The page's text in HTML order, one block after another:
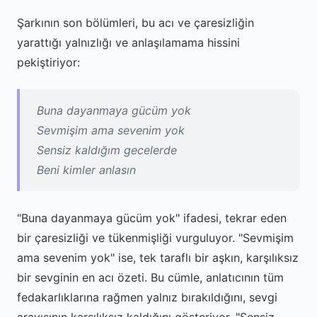
Şarkının son bölümleri, bu acı ve çaresizliğin
yarattığı yalnızlığı ve anlaşılamama hissini
pekiştiriyor:
Buna dayanmaya gücüm yok
Sevmişim ama sevenim yok
Sensiz kaldığım gecelerde
Beni kimler anlasın
"Buna dayanmaya gücüm yok" ifadesi, tekrar eden
bir çaresizliği ve tükenmişliği vurguluyor. "Sevmişim
ama sevenim yok" ise, tek taraflı bir aşkın, karşılıksız
bir sevginin en acı özeti. Bu cümle, anlatıcının tüm
fedakarlıklarına rağmen yalnız bırakıldığını, sevgi